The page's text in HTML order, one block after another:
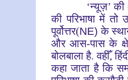
‘न्यूज़’ की
की परिभाषा में तो
पूर्वोत्तर(NE) के
और आस-पास के
बोलबाला है. वहीँ,
कहा जाता है कि